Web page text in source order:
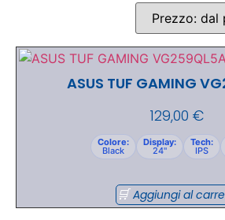
ASUS TUF GAMING
129,00 €
Colore:
Black
Display:
24"
Tech:
IPS
Aggiungi al